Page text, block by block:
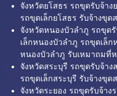
จังหวัดยโสธร รถขุดรับจ้าง
รถขุดเล็กยโสธร รับจ้างขุด
จังหวัดหนองบัวลำภู รถขุด
เล็กหนองบัวลำภู รถขุดเล็
หนองบัวลำภู รับเหมาถมที่
จังหวัดสระบุรี รถขุดรับจ้าง
รถขุดเล็กสระบุรี รับจ้างขุด
จังหวัดระยอง รถขุดรับจ้าง